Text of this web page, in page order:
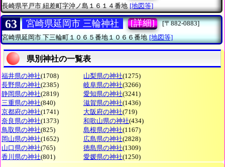
長崎県平戸市紐差町字沖ノ島１６１４番地 [地図等]
63 宮崎県延岡市 三輪神社 [詳細]
[〒882-0883]
宮崎県延岡市下三輪町１０６５番地１０６６番地 [地図等]
県別神社の一覧表
福井県の神社(1708) 山梨県の神社(1275)
長野県の神社(2385) 岐阜県の神社(3266)
静岡県の神社(2819) 愛知県の神社(3241)
三重県の神社(840) 滋賀県の神社(1436)
京都府の神社(1741) 大阪府の神社(719)
奈良県の神社(1373) 和歌山県の神社(434)
鳥取県の神社(825) 島根県の神社(1167)
岡山県の神社(1652) 広島県の神社(2828)
山口県の神社(765) 徳島県の神社(1309)
香川県の神社(801) 愛媛県の神社(1250)